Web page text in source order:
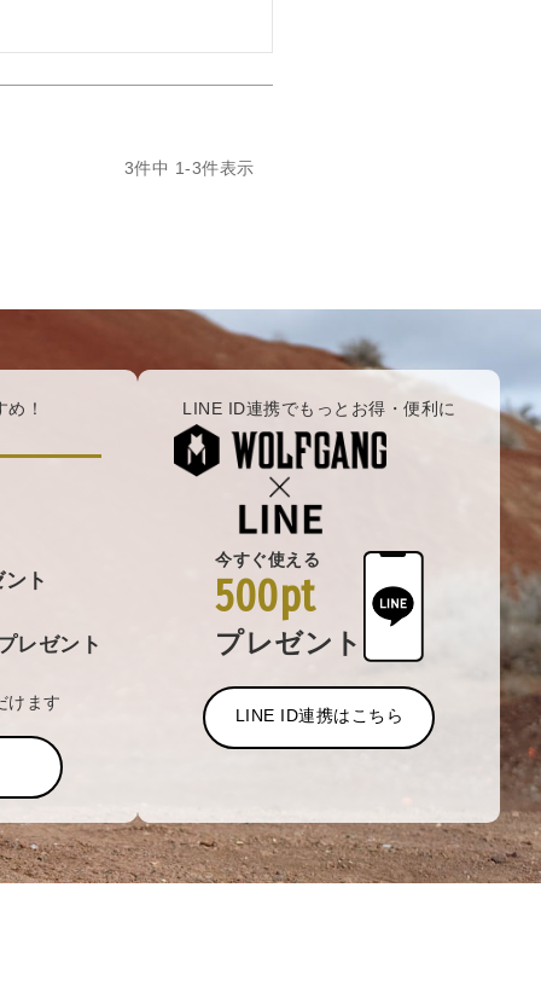
3件中 1-3件表示
！
ト
レゼント
けます
LINE ID連携でもっとお得・便利に
今すぐ使える
500pt
プレゼント
LINE ID連携はこちら